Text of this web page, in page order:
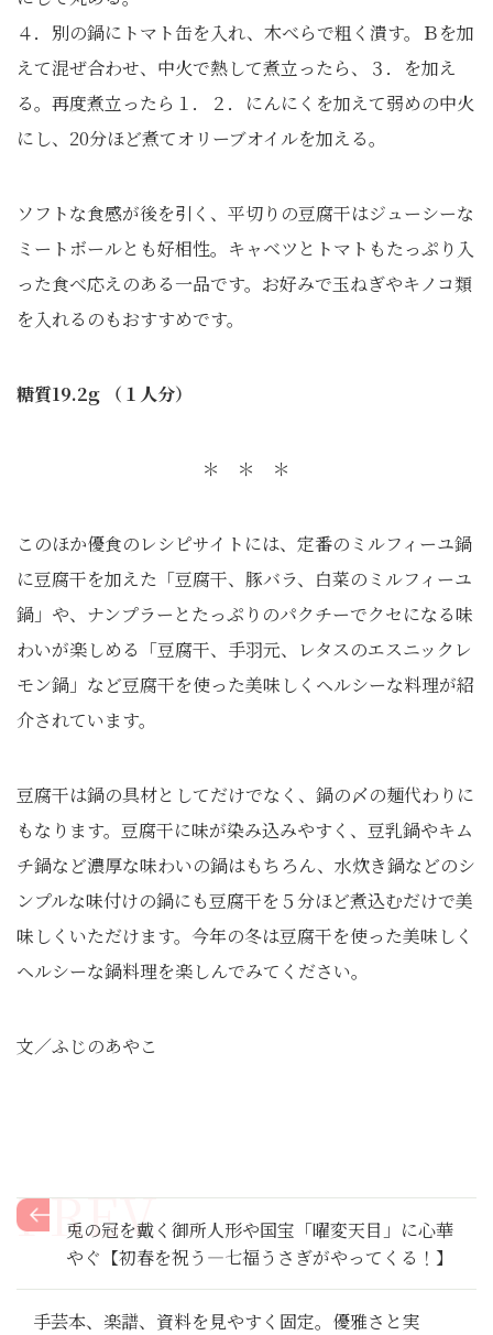
４．別の鍋にトマト缶を入れ、木べらで粗く潰す。Ｂを加
えて混ぜ合わせ、中火で熱して煮立ったら、３．を加え
る。再度煮立ったら１．２．にんにくを加えて弱めの中火
にし、20分ほど煮てオリーブオイルを加える。
ソフトな食感が後を引く、平切りの豆腐干はジューシーな
ミートボールとも好相性。キャベツとトマトもたっぷり入
った食べ応えのある一品です。お好みで玉ねぎやキノコ類
を入れるのもおすすめです。
糖質19.2g （１人分）
＊ ＊ ＊
このほか優食のレシピサイトには、定番のミルフィーユ鍋
に豆腐干を加えた「豆腐干、豚バラ、白菜のミルフィーユ
鍋」や、ナンプラーとたっぷりのパクチーでクセになる味
わいが楽しめる「豆腐干、手羽元、レタスのエスニックレ
モン鍋」など豆腐干を使った美味しくヘルシーな料理が紹
介されています。
豆腐干は鍋の具材としてだけでなく、鍋の〆の麺代わりに
もなります。豆腐干に味が染み込みやすく、豆乳鍋やキム
チ鍋など濃厚な味わいの鍋はもちろん、水炊き鍋などのシ
ンプルな味付けの鍋にも豆腐干を５分ほど煮込むだけで美
味しくいただけます。今年の冬は豆腐干を使った美味しく
ヘルシーな鍋料理を楽しんでみてください。
文／ふじのあやこ
兎の冠を戴く御所人形や国宝「曜変天目」に心華
やぐ【初春を祝う―七福うさぎがやってくる！】
手芸本、楽譜、資料を見やすく固定。優雅さと実